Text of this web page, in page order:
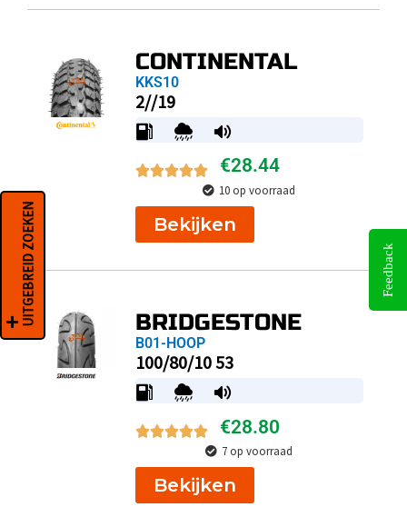
CONTINENTAL
KKS10
2//19
€28.44
10 op voorraad
Bekijken
BRIDGESTONE
B01-HOOP
100/80/10 53
€28.80
7 op voorraad
Bekijken
UITGEBREID ZOEKEN Feedback